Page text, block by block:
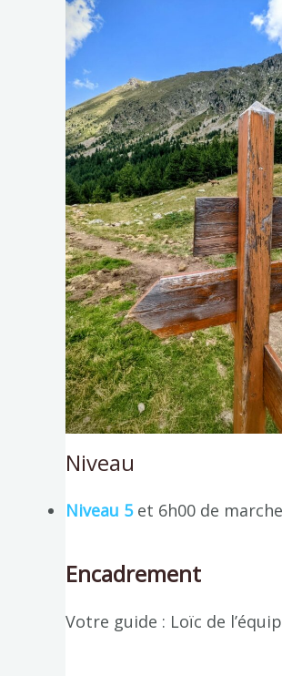
Niveau
Niveau 5 et 6h00 de
Encadrement
Votre guide : Loïc de